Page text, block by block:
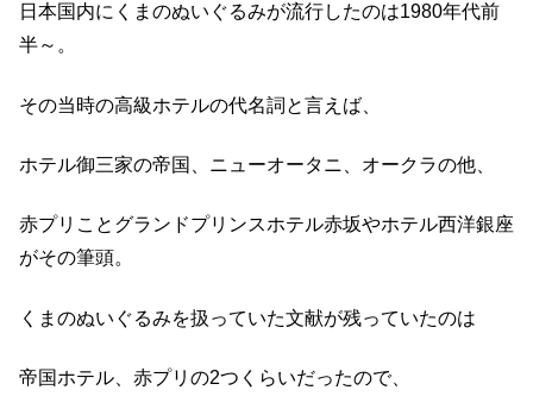
日本国内にくまのぬいぐるみが流行したのは1980年代前
半～。
その当時の高級ホテルの代名詞と言えば、
ホテル御三家の帝国、ニューオータニ、オークラの他、
赤プリことグランドプリンスホテル赤坂やホテル西洋銀座
がその筆頭。
くまのぬいぐるみを扱っていた文献が残っていたのは
帝国ホテル、赤プリの2つくらいだったので、